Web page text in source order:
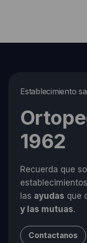
Establecimiento
1962
Recuerda que
las ayudas que
y las mutuas.
Contactanos